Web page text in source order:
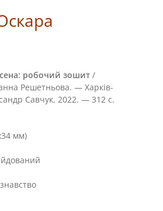
робочий зошит /
Решетньова. — Харків-
Савчук, 2022. — 312 с.
мм)